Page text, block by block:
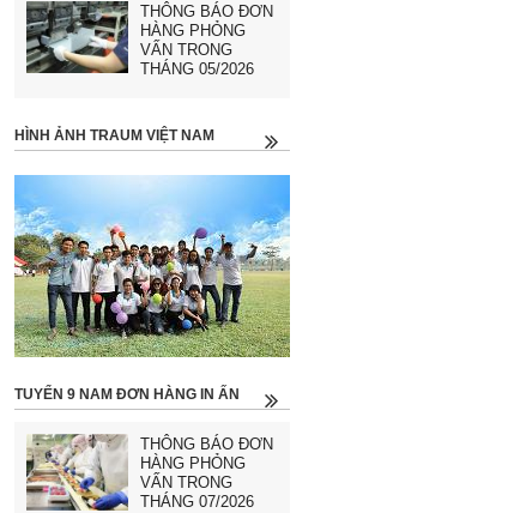
THÔNG BÁO ĐƠN
HÀNG PHỎNG
VẤN TRONG
THÁNG 05/2026
HÌNH ẢNH TRAUM VIỆT NAM
TUYỂN 9 NAM ĐƠN HÀNG IN ẤN
THÔNG BÁO ĐƠN
HÀNG PHỎNG
VẤN TRONG
THÁNG 07/2026